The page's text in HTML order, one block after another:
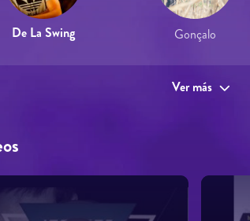
De La Swing Gonçalo
Ver más